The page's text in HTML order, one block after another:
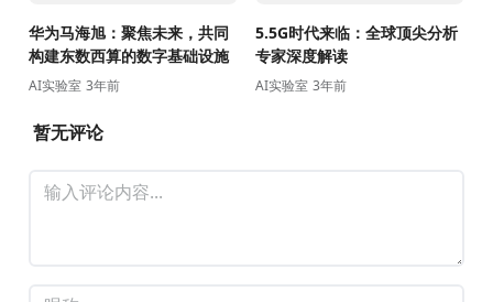
华为马海旭：聚焦未来，共同
构建东数西算的数字基础设施
AI实验室 3年前
5.5G时代来临：全球顶尖分析
专家深度解读
AI实验室 3年前
暂无评论